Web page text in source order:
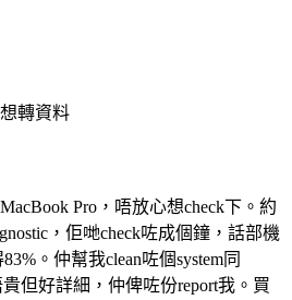
轉資料
Pro，唔放心想check下。約
，佢哋check咗成個鐘，話部機
。仲幫我clean咗個system同
但好詳細，仲俾咗份report我。買